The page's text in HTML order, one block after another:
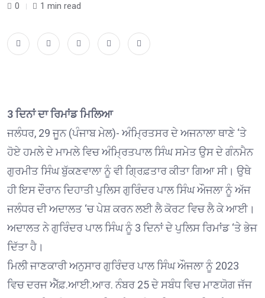
0
1 min read
3 ਦਿਨਾਂ ਦਾ ਰਿਮਾਂਡ ਮਿਲਿਆ
ਜਲੰਧਰ, 29 ਜੂਨ (ਪੰਜਾਬ ਮੇਲ)- ਅੰਮ੍ਰਿਤਸਰ ਦੇ ਅਜਨਾਲਾ ਥਾਣੇ ‘ਤੇ
ਹੋਏ ਹਮਲੇ ਦੇ ਮਾਮਲੇ ਵਿਚ ਅੰਮ੍ਰਿਤਪਾਲ ਸਿੰਘ ਸਮੇਤ ਉਸ ਦੇ ਗੰਨਮੈਨ
ਗੁਰਮੀਤ ਸਿੰਘ ਬੁੱਕਣਵਾਲਾ ਨੂੰ ਵੀ ਗ੍ਰਿਫ਼ਤਾਰ ਕੀਤਾ ਗਿਆ ਸੀ। ਉਥੇ
ਹੀ ਇਸ ਦੌਰਾਨ ਦਿਹਾਤੀ ਪੁਲਿਸ ਗੁਰਿੰਦਰ ਪਾਲ ਸਿੰਘ ਔਜਲਾ ਨੂੰ ਅੱਜ
ਜਲੰਧਰ ਦੀ ਅਦਾਲਤ ‘ਚ ਪੇਸ਼ ਕਰਨ ਲਈ ਲੈ ਕੋਰਟ ਵਿਚ ਲੈ ਕੇ ਆਈ।
ਅਦਾਲਤ ਨੇ ਗੁਰਿੰਦਰ ਪਾਲ ਸਿੰਘ ਨੂੰ 3 ਦਿਨਾਂ ਦੇ ਪੁਲਿਸ ਰਿਮਾਂਡ ‘ਤੇ ਭੇਜ
ਦਿੱਤਾ ਹੈ।
ਮਿਲੀ ਜਾਣਕਾਰੀ ਅਨੁਸਾਰ ਗੁਰਿੰਦਰ ਪਾਲ ਸਿੰਘ ਔਜਲਾ ਨੂੰ 2023
ਵਿਚ ਦਰਜ ਐੱਫ਼.ਆਈ.ਆਰ. ਨੰਬਰ 25 ਦੇ ਸਬੰਧ ਵਿਚ ਮਾਣਯੋਗ ਜੱਜ